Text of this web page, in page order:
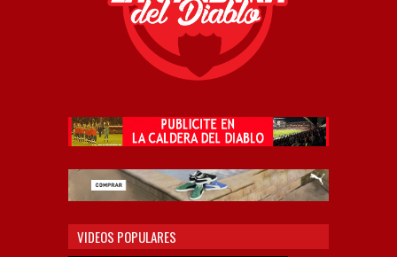
VIDEOS POPULARES